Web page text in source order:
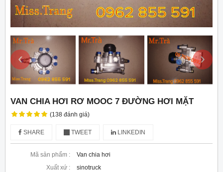
‹ ›
VAN CHIA HƠI RƠ MOOC 7 ĐƯỜNG HƠI MẶT
(138 đánh giá)
SHARE TWEET LINKEDIN
Mã sản phẩm :
Van chia hơi
Xuất xứ :
sinotruck